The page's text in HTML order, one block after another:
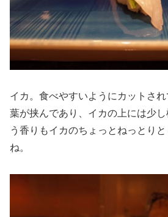
イカ。食べやすいようにカットさ
葉が挟んであり、イカの上には少
う香りもイカのちょっとねっとり
ね。